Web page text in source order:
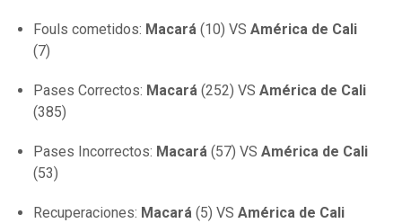
Fouls cometidos: Macará (10) VS América de Cali
(7)
Pases Correctos: Macará (252) VS América de Cali
(385)
Pases Incorrectos: Macará (57) VS América de Cali
(53)
Recuperaciones: Macará (5) VS América de Cali